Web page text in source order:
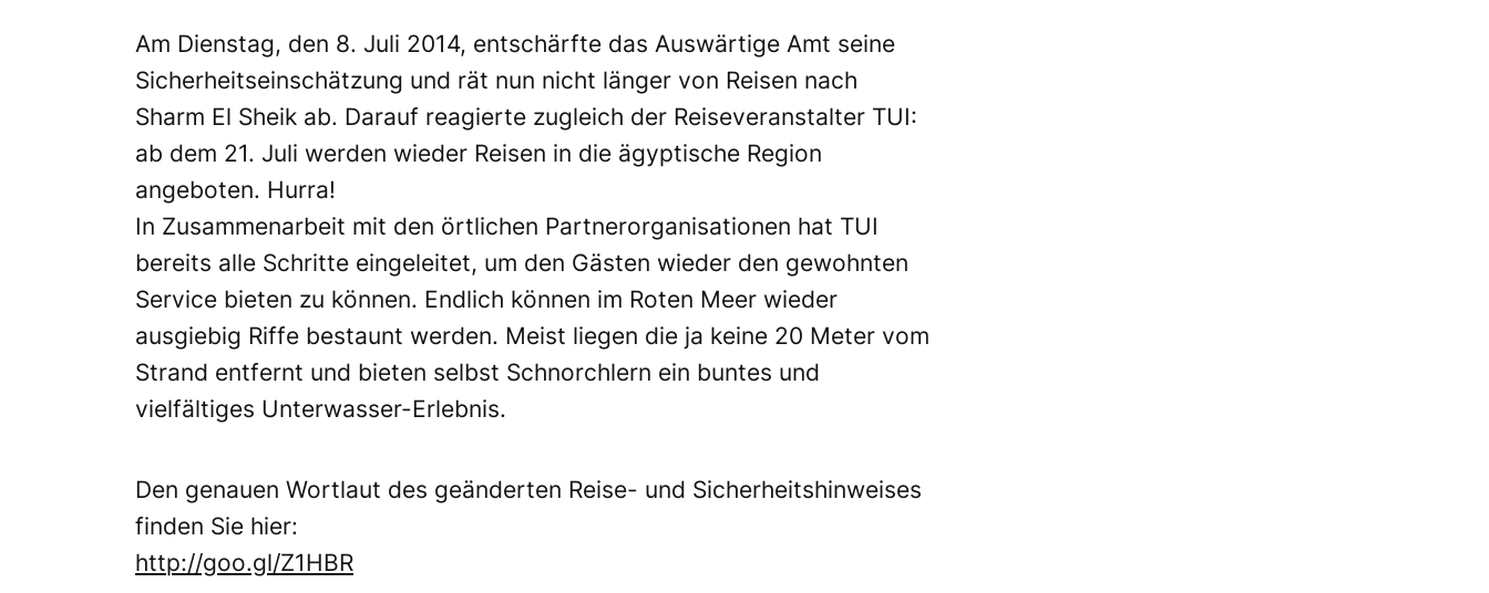
Am Dienstag, den 8. Juli 2014, entschärfte das Auswärtige Amt seine
Sicherheitseinschätzung und rät nun nicht länger von Reisen nach
Sharm El Sheik ab. Darauf reagierte zugleich der Reiseveranstalter TUI:
ab dem 21. Juli werden wieder Reisen in die ägyptische Region
angeboten. Hurra!
In Zusammenarbeit mit den örtlichen Partnerorganisationen hat TUI
bereits alle Schritte eingeleitet, um den Gästen wieder den gewohnten
Service bieten zu können. Endlich können im Roten Meer wieder
ausgiebig Riffe bestaunt werden. Meist liegen die ja keine 20 Meter vom
Strand entfernt und bieten selbst Schnorchlern ein buntes und
vielfältiges Unterwasser-Erlebnis.
Den genauen Wortlaut des geänderten Reise- und Sicherheitshinweises
finden Sie hier:
http://goo.gl/Z1HBR